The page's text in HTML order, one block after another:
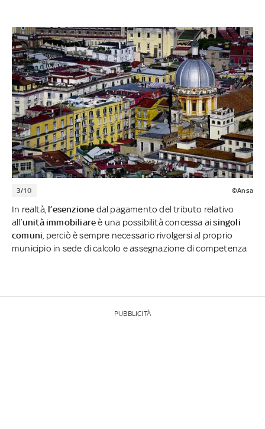
3/10 ©Ansa
In realtà, l’esenzione dal pagamento del tributo relativo
all’unità immobiliareè una possibilità concessa aisingoli
comuni , perciò è sempre necessario rivolgersi al proprio
municipio in sede di calcolo e assegnazione di competenza
PUBBLICITÀ